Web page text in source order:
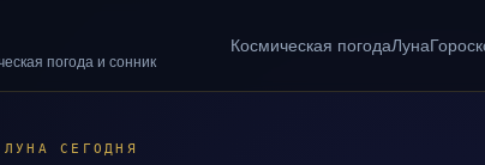
погода и сонник
Космическая погодаЛуна
ЛУНА СЕГОДНЯ